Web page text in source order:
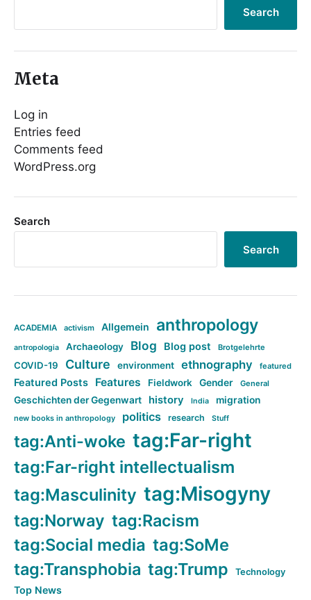
Search
Meta
Log in
Entries feed
Comments feed
WordPress.org
Search
Search
ACADEMIA activism Allgemein anthropology
antropologia Archaeology Blog Blog post Brotgelehrte
COVID-19 Culture environment ethnography featured
Featured Posts Features Fieldwork Gender General
Geschichten der Gegenwart history India migration
new books in anthropology politics research Stuff
tag:Anti-woke tag:Far-right
tag:Far-right intellectualism
tag:Masculinity tag:Misogyny
tag:Norway tag:Racism
tag:Social media tag:SoMe
tag:Transphobia tag:Trump Technology
Top News